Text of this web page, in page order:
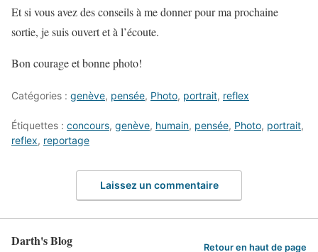
Et si vous avez des conseils à me donner pour ma prochaine
sortie, je suis ouvert et à l’écoute.
Bon courage et bonne photo!
Catégories : genève, pensée, Photo, portrait, reflex
Étiquettes : concours, genève, humain, pensée, Photo, portrait,
reflex, reportage
Laissez un commentaire
Darth's Blog Retour en haut de page